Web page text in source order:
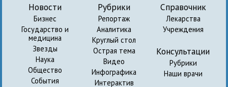
Новости
Бизнес
Государство и
медицина
Звезды
Наука
Общество
События
Рубрики
Репортаж
Аналитика
Круглый стол
Острая тема
Видео
Инфографика
Интерактив
Справочник
Лекарства
Учреждения
Консультации
Рубрики
Наши врачи